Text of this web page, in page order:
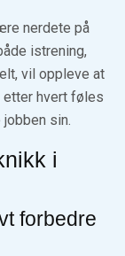
nerdete på
istrening,
vil oppleve at
etter hvert føles
sin.
i
forbedre